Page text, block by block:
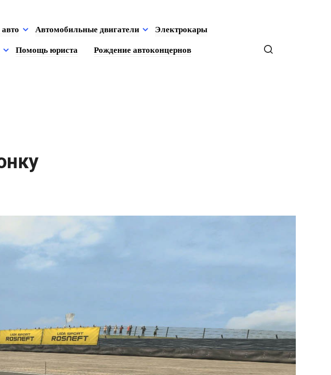
Автомобильные двигатели Электрокары
Помощь юриста Рождение автоконцернов